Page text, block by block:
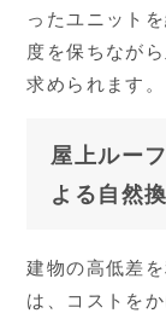
ったユニット
度を保ちながら
求められます。
屋上ルー
よる自然
建物の高低差
は、コストを